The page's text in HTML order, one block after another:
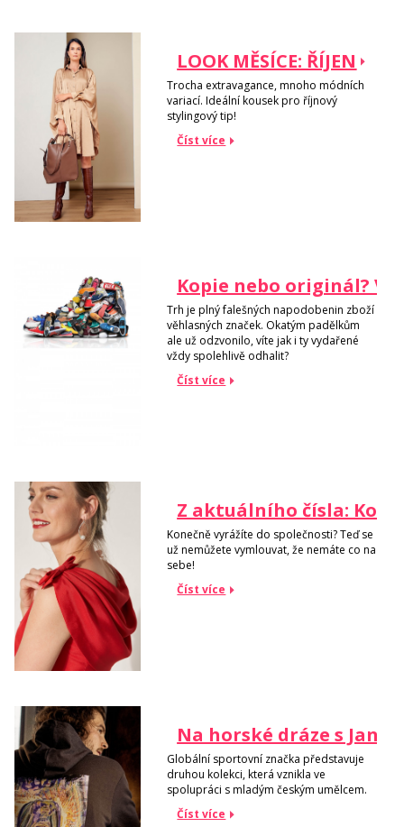
LOOK MĚSÍCE: ŘÍJEN
Trocha extravagance, mnoho módních
variací. Ideální kousek pro říjnový
stylingový tip!
Číst více
Kopie nebo originál?
Trh je plný falešných napodobenin zboží
věhlasných značek. Okatým padělkům
ale už odzvonilo, víte jak i ty vydařené
vždy spolehlivě odhalit?
Číst více
Z aktuálního čísla:
Konečně vyrážíte do společnosti? Teď se
už nemůžete vymlouvat, že nemáte co na
sebe!
Číst více
Na horské dráze s
Globální sportovní značka představuje
druhou kolekci, která vznikla ve
spolupráci s mladým českým umělcem.
Číst více